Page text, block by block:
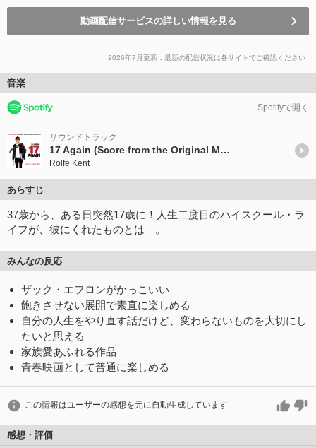
動画配信サービスの詳しい情報を見る
2026年7月更新：最新の配信状況は各サイトでご確認ください
音楽
Spotifyで開く
サウンドトラック
17 Again (Score from the Original Motion Picture Soundtrack)
Rolfe Kent
あらすじ
37歳から、ある日突然17歳に！人生二度目のハイスクール・ラ
イフが、彼にくれたものとは―。
みんなの反応
ザック・エフロンがかっこいい
飽きさせない展開で素直に楽しめる
自分の人生をやり直す話だけど、変わらないものを大切にし
たいと思える
家族愛あふれる作品
青春映画として普通に楽しめる
この情報はユーザーの感想を元に自動生成しています
感想・評価